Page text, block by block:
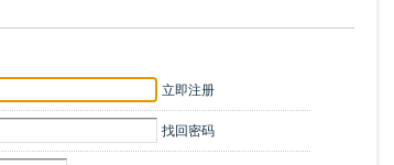
立即注册
找回密码